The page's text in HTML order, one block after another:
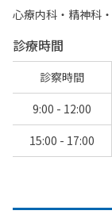
心療内科・​精神科
診療時間
診察時間
9:00 - 12:00
15:00 - 17:00